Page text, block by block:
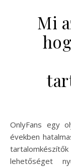
Mi
OnlyFans egy olyan digitális platform, amely az utóbbi
években
lehetőséget